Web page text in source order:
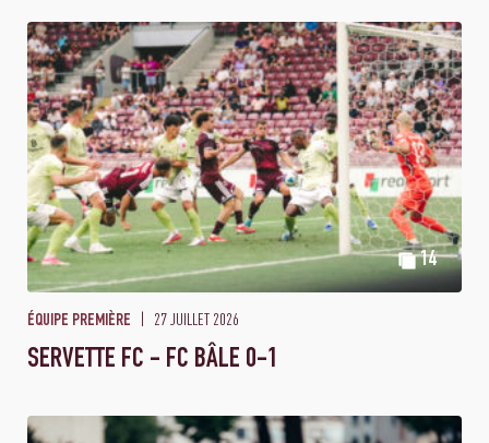
14
ÉQUIPE PREMIÈRE 27 JUILLET 2026
SERVETTE FC - FC BÂLE 0-1